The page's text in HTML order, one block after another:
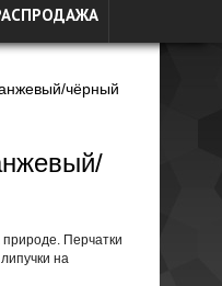
чёрный
Перчатки
на